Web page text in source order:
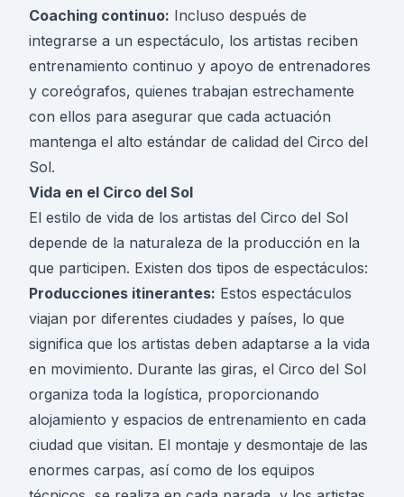
Coaching continuo: Incluso después de
integrarse a un espectáculo, los artistas reciben
entrenamiento continuo y apoyo de entrenadores
y coreógrafos, quienes trabajan estrechamente
con ellos para asegurar que cada actuación
mantenga el alto estándar de calidad del Circo del
Sol.
Vida en el Circo del Sol
El estilo de vida de los artistas del Circo del Sol
depende de la naturaleza de la producción en la
que participen. Existen dos tipos de espectáculos:
Producciones itinerantes: Estos espectáculos
viajan por diferentes ciudades y países, lo que
significa que los artistas deben adaptarse a la vida
en movimiento. Durante las giras, el Circo del Sol
organiza toda la logística, proporcionando
alojamiento y espacios de entrenamiento en cada
ciudad que visitan. El montaje y desmontaje de las
enormes carpas, así como de los equipos